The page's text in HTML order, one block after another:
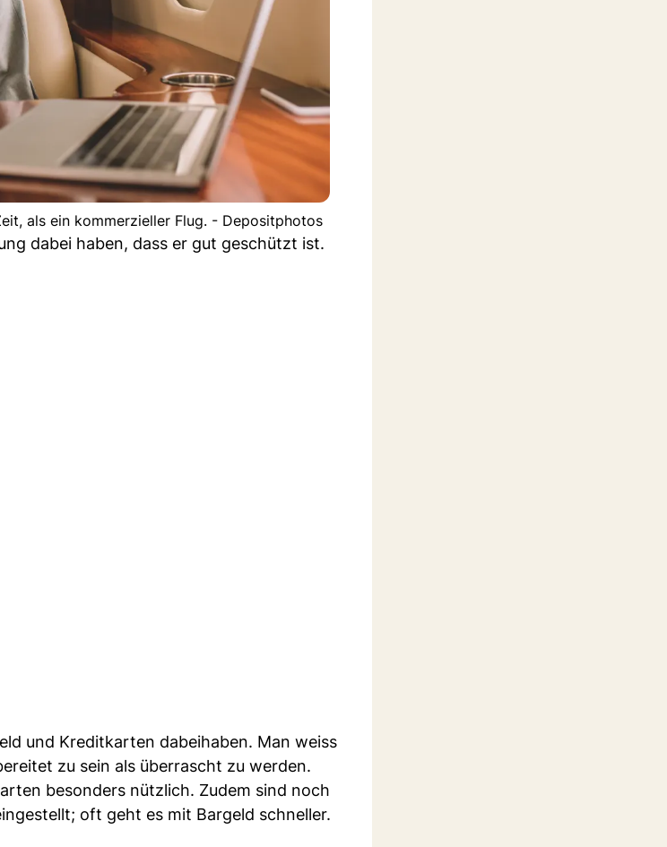
als ein kommerzieller Flug. - Depositphotos
dabei haben, dass er gut geschützt ist.
und Kreditkarten dabeihaben. Man weiss
zu sein als überrascht zu werden.
besonders nützlich. Zudem sind noch
oft geht es mit Bargeld schneller.